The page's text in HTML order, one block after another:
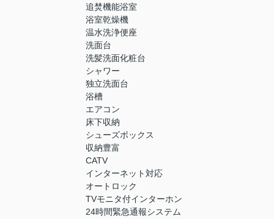
追焚機能浴室
浴室乾燥機
温水洗浄便座
洗面台
洗髪洗面化粧台
シャワー
独立洗面台
浴槽
エアコン
床下収納
シューズボックス
収納豊富
CATV
インターネット対応
オートロック
TVモニタ付インターホン
24時間緊急通報システム